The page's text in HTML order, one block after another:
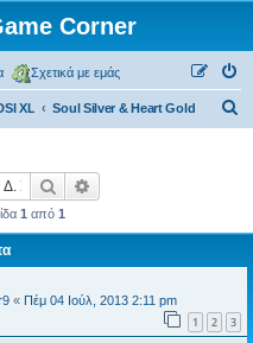
Corner
Σχετικά με εμάς
XL Soul Silver & Heart Gold
η
Αναζήτηση
1 από 1
« Πέμ 04 Ιούλ, 2013 2:11 pm
1 2 3